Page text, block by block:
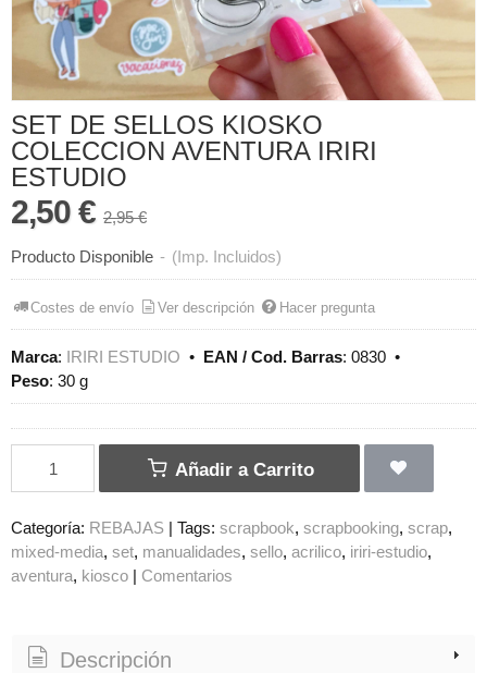
SET DE SELLOS KIOSKO
COLECCION AVENTURA IRIRI
ESTUDIO
2,50 € 2,95 €
Producto Disponible - (Imp. Incluidos)
Costes de envío Ver descripción Hacer pregunta
Marca: IRIRI ESTUDIO • EAN / Cod. Barras: 0830 •
Peso: 30 g
Añadir a Carrito
Categoría: REBAJAS Tags: scrapbook scrapbooking scrap
mixed-media set manualidades sello acrilico iriri-estudio
aventura kiosco Comentarios
Descripción